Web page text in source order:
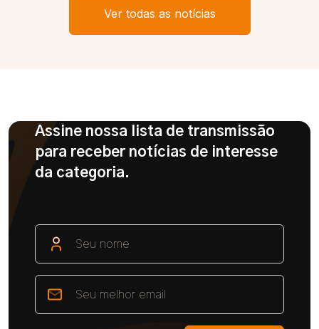
Ver todas as notícias
Assine nossa lista de transmissão
para receber notícias de interesse
da categoria.